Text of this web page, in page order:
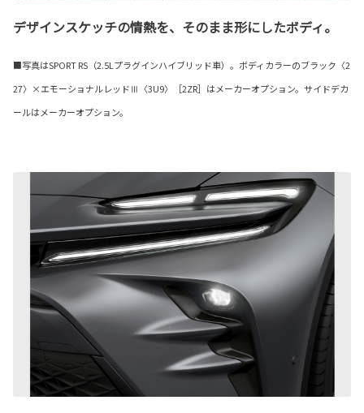
デザインスケッチの情熱を、そのまま形にしたボディ。
■写真はSPORT RS（2.5Lプラグインハイブリッド車）。ボディカラーのブラック〈2
27〉×エモーショナルレッドⅢ〈3U9〉［2ZR］はメーカーオプション。サイドデカ
ールはメーカーオプション。